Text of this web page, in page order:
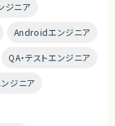
ジニア
Androidエンジニア
QA・テストエンジニア
ジニア